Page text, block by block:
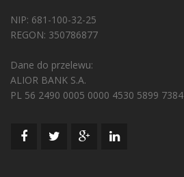
NIP: 681-100-32-25
REGON: 350786877
Dane do przelewu:
ALIOR BANK S.A.
PL 56 2490 0005 0000 4530 5899 7384